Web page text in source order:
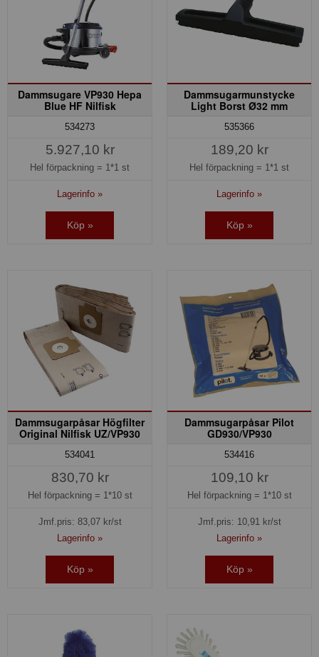
Dammsugare VP930 Hepa
Blue HF Nilfisk
534273
5.927,10 kr
Hel förpackning = 1*1 st
Lagerinfo »
Köp »
Dammsugarmunstycke
Light Borst Ø32 mm
535366
189,20 kr
Hel förpackning = 1*1 st
Lagerinfo »
Köp »
Dammsugarpåsar Högfilter
Original Nilfisk UZ/VP930
534041
830,70 kr
Hel förpackning = 1*10 st
Jmf.pris: 83,07kr/st
Lagerinfo »
Köp »
Dammsugarpåsar Pilot
GD930/VP930
534416
109,10 kr
Hel förpackning = 1*10 st
Jmf.pris: 10,91
kr/st
Lagerinfo »
Köp »